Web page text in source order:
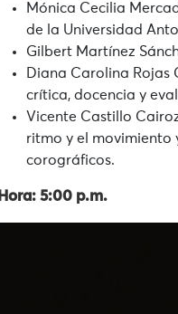
Mónica Cecilia
de la Universidad
Gilbert Martínez
Diana Carolina
crítica, docencia y
Vicente Castillo
ritmo y el movimiento
corográficos.
Hora: 5:00 p.m.